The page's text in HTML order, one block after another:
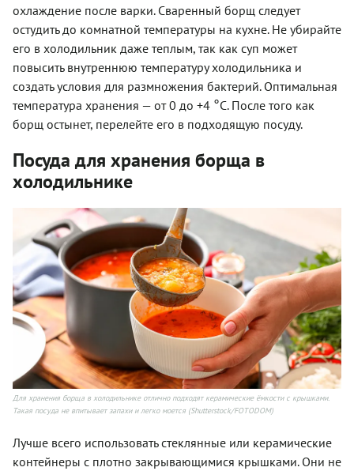
охлаждение после варки. Сваренный борщ следует
остудить до комнатной температуры на кухне. Не убирайте
его в холодильник даже теплым, так как суп может
повысить внутреннюю температуру холодильника и
создать условия для размножения бактерий. Оптимальная
температура хранения — от 0 до +4 °C. После того как
борщ остынет, перелейте его в подходящую посуду.
Посуда для хранения борща в
холодильнике
Для хранения борща в холодильнике отлично подходят керамические ёмкости с крышками.
Такая посуда не впитывает запахи и легко моется (Shutterstock/FOTODOM)
Лучше всего использовать стеклянные или керамические
контейнеры с плотно закрывающимися крышками. Они не